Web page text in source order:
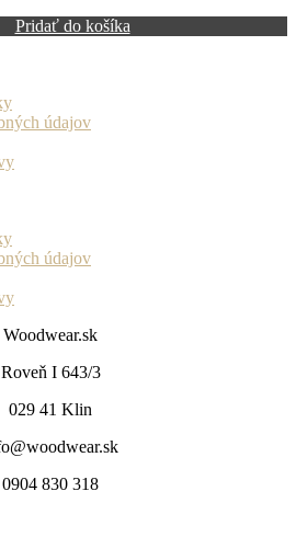
Pridať do košíka
údajov
údajov
Woodwear.sk
Roveň I 643/3
029 41 Klin
0904 830 318